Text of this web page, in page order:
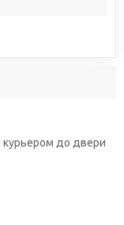
до двери